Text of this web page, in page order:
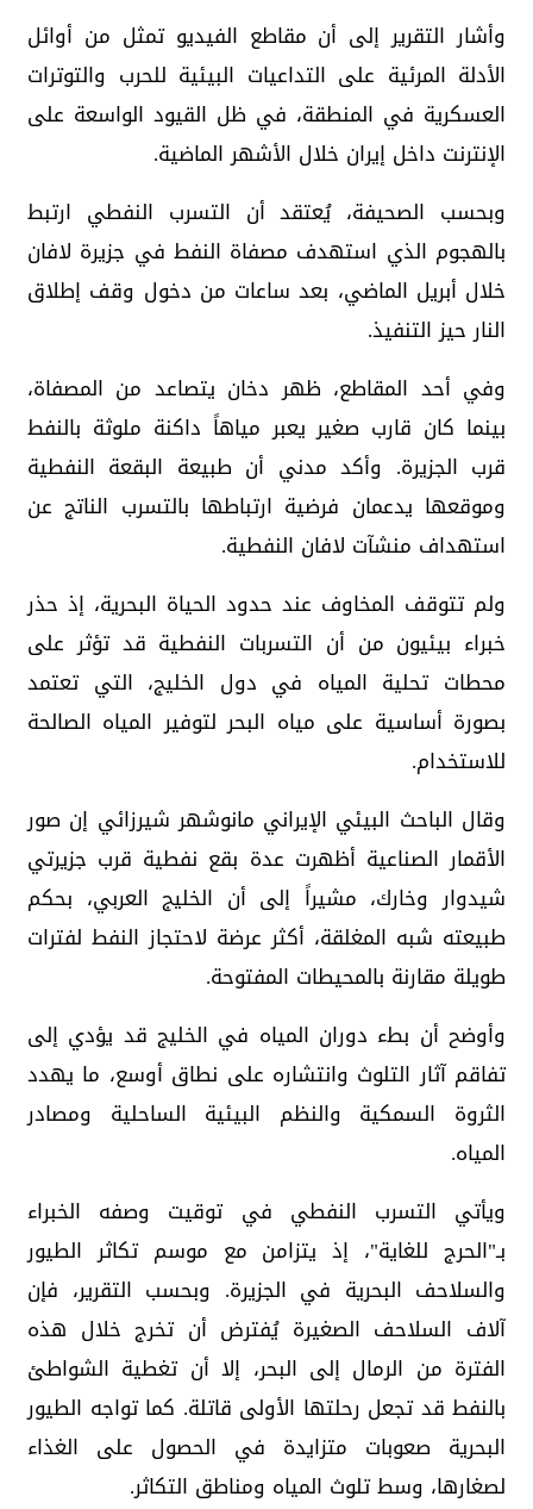
وأشار التقرير إلى أن مقاطع الفيديو تمثل من أوائل
الأدلة المرئية على التداعيات البيئية للحرب والتوترات
العسكرية في المنطقة، في ظل القيود الواسعة على
الإنترنت داخل إيران خلال الأشهر الماضية.
وبحسب الصحيفة، يُعتقد أن التسرب النفطي ارتبط
بالهجوم الذي استهدف مصفاة النفط في جزيرة لافان
خلال أبريل الماضي، بعد ساعات من دخول وقف إطلاق
النار حيز التنفيذ.
وفي أحد المقاطع، ظهر دخان يتصاعد من المصفاة،
بينما كان قارب صغير يعبر مياهاً داكنة ملوثة بالنفط
قرب الجزيرة. وأكد مدني أن طبيعة البقعة النفطية
وموقعها يدعمان فرضية ارتباطها بالتسرب الناتج عن
استهداف منشآت لافان النفطية.
ولم تتوقف المخاوف عند حدود الحياة البحرية، إذ حذر
خبراء بيئيون من أن التسربات النفطية قد تؤثر على
محطات تحلية المياه في دول الخليج، التي تعتمد
بصورة أساسية على مياه البحر لتوفير المياه الصالحة
للاستخدام.
وقال الباحث البيئي الإيراني مانوشهر شيرزائي إن صور
الأقمار الصناعية أظهرت عدة بقع نفطية قرب جزيرتي
شيدوار وخارك، مشيراً إلى أن الخليج العربي، بحكم
طبيعته شبه المغلقة، أكثر عرضة لاحتجاز النفط لفترات
طويلة مقارنة بالمحيطات المفتوحة.
وأوضح أن بطء دوران المياه في الخليج قد يؤدي إلى
تفاقم آثار التلوث وانتشاره على نطاق أوسع، ما يهدد
الثروة السمكية والنظم البيئية الساحلية ومصادر
المياه.
ويأتي التسرب النفطي في توقيت وصفه الخبراء
بـ"الحرج للغاية"، إذ يتزامن مع موسم تكاثر الطيور
والسلاحف البحرية في الجزيرة. وبحسب التقرير، فإن
آلاف السلاحف الصغيرة يُفترض أن تخرج خلال هذه
الفترة من الرمال إلى البحر، إلا أن تغطية الشواطئ
بالنفط قد تجعل رحلتها الأولى قاتلة. كما تواجه الطيور
البحرية صعوبات متزايدة في الحصول على الغذاء
لصغارها، وسط تلوث المياه ومناطق التكاثر.